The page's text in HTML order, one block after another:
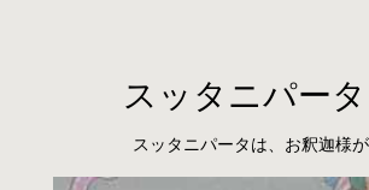
スッタニパータは、お釈迦様
スッタニパー